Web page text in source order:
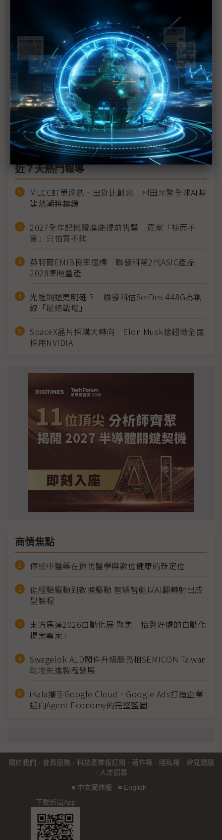
評析：印巴空中惡戰 打響中國製造新高潮
英特磊擁AI、軍工雙引擎 2025挑戰全年營收高峰
超微、ADI出貨成長 安馳1Q25獲利創單季新高
全球擴大國防支出 台廠搶商機卻成「多重夾心餅」
稀土價飆漲210% 衝擊EV、機器人與軍工供應鏈
近７天熱門報導
MLCC訂單過熱、出貨比創高 村田示警全球AI基
建熱潮將趨緩
2027全年記憶體產能提前售罄 買家「祕而不
宣」只怕買不夠
英特爾EMIB良率達標 聯發科第2代ASIC產品
2028準時量產
光進銅退更明確？ 聯發科估SerDes 448G為銅
線「最終戰場」
SpaceX晶片採購大轉向 Elon Musk捨超微全面
採用NVIDIA
商情焦點
傳統中醫藥在預防醫學與數位健康的新定位
從經驗驅動到數據驅動 智穎智能以AI翻轉射出成
型製程
東方馬達2026自動化展 聚焦「恰到好處的自動化
提案專家」
Swagelok ALD閥件升級版亮相SEMICON Taiwan
助攻先進製程發展
iKala攜手Google Cloud、Google Ads打造企業
迎向Agent Economy的完整藍圖
關於我們 · 會員服務 · 科技產業報訂閱 · 著作權 · 隱私權 · 常見問題
· 人才招募
■ 中文简体版 ■ English
下載新聞App